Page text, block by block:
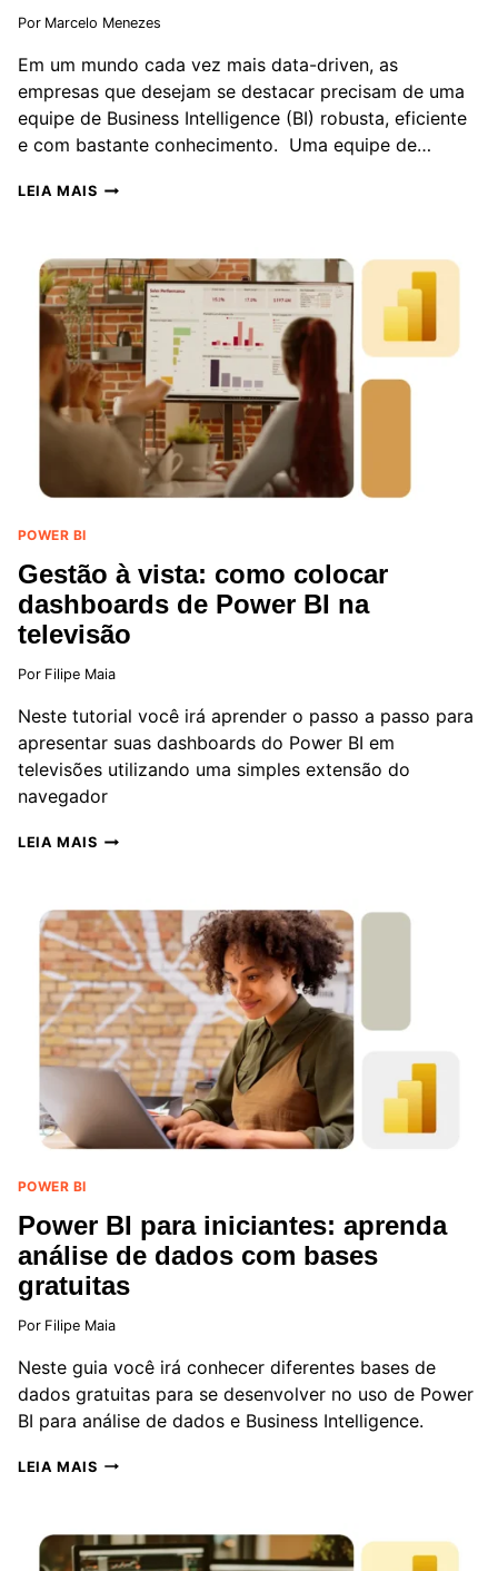
Por Marcelo Menezes
Em um mundo cada vez mais data-driven, as
empresas que desejam se destacar precisam de uma
equipe de Business Intelligence (BI) robusta, eficiente
e com bastante conhecimento. Uma equipe de…
LEIA MAISMONTANDO
BUSINESS
INTELLIGENCE
(BI):
GUIA
COMPLETO
PARA
EMPRESAS
POWER BI
Gestão à vista: como colocar
dashboards de Power BI na
televisão
Por Filipe Maia
Neste tutorial você irá aprender o passo a passo para
apresentar suas dashboards do Power BI em
televisões utilizando uma simples extensão do
navegador
LEIA MAISGESTÃO
COLOCAR
DASHBOARDS
DE
POWER
BI
NA
TELEVISÃO
POWER BI
Power BI para iniciantes: aprenda
análise de dados com bases
gratuitas
Por Filipe Maia
Neste guia você irá conhecer diferentes bases de
dados gratuitas para se desenvolver no uso de Power
BI para análise de dados e Business Intelligence.
LEIA MAISPOWER
APRENDA
ANÁLISE